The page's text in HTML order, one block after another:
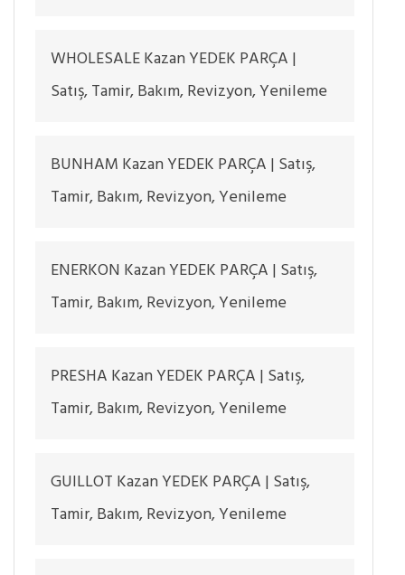
WHOLESALE Kazan YEDEK PARÇA |
Satış, Tamir, Bakım, Revizyon, Yenileme
BUNHAM Kazan YEDEK PARÇA | Satış,
Tamir, Bakım, Revizyon, Yenileme
ENERKON Kazan YEDEK PARÇA | Satış,
Tamir, Bakım, Revizyon, Yenileme
PRESHA Kazan YEDEK PARÇA | Satış,
Tamir, Bakım, Revizyon, Yenileme
GUILLOT Kazan YEDEK PARÇA | Satış,
Tamir, Bakım, Revizyon, Yenileme